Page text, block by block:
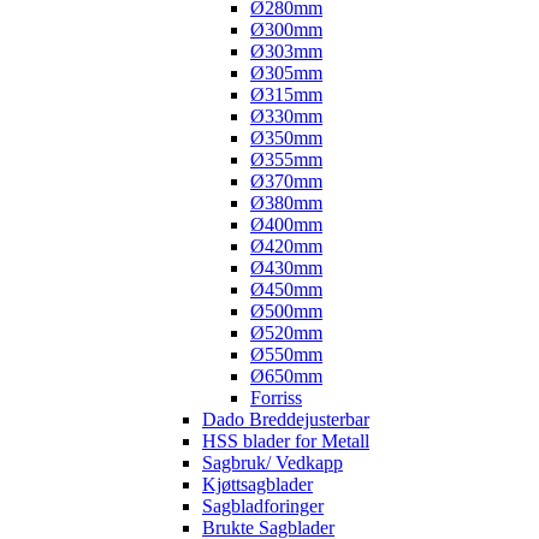
Ø280mm
Ø300mm
Ø303mm
Ø305mm
Ø315mm
Ø330mm
Ø350mm
Ø355mm
Ø370mm
Ø380mm
Ø400mm
Ø420mm
Ø430mm
Ø450mm
Ø500mm
Ø520mm
Ø550mm
Ø650mm
Forriss
Dado Breddejusterbar
HSS blader for Metall
Sagbruk/ Vedkapp
Kjøttsagblader
Sagbladforinger
Brukte Sagblader